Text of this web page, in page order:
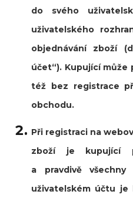
do svého
uživatelského
objednávání zboží
účet“). Kupující může
též bez registrace
obchodu.
Při registraci na
zboží je kupující
a pravdivě
uživatelském účtu